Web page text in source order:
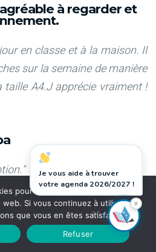
Je vous aide à trouver
votre agenda 2026/2027 !
×
à regarder et
en classe et à la maison. Il
sur la semaine de manière
A4.J apprécie vraiment !
pour vous garantir la meilleure
Si vous continuez à utiliser ce
que vous en êtes satisfait.
Refuser